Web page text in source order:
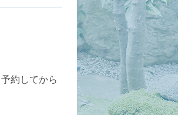
約してから